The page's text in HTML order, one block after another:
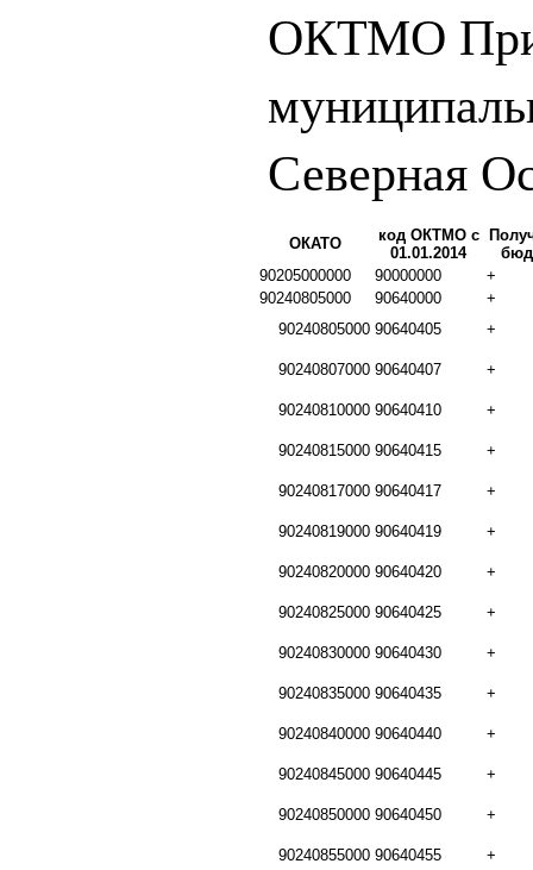
ОКТМО
Северная
ОКАТО
код ОКТМО с
01.01.2014
90205000000
90000000
+
90240805000
90640000
+
90240805000 90640405 +
90240807000 90640407 +
90240810000 90640410 +
90240815000 90640415 +
90240817000 90640417 +
90240819000 90640419 +
90240820000 90640420 +
90240825000 90640425 +
90240830000 90640430 +
90240835000 90640435 +
90240840000 90640440 +
90240845000 90640445 +
90240850000 90640450 +
90240855000 90640455 +